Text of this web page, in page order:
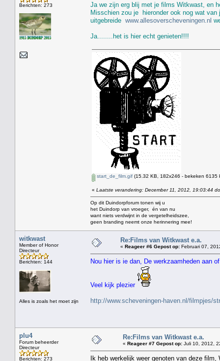
Berichten: 273
Ja we zijn erg blij met je films Witkwast, en
Misschien zou je hieronder ook nog wat van
uitgebreide www.allesoverscheveningen.nl
Ja........het is hier echt genieten!!!!
start_de_film.gif (15.32 KB, 182x246 - bekeken 6135
« Laatste verandering: December 11, 2012, 19:03:44
Op dit Duindorpforum tonen wij u
het Duindorp van vroeger, én van nu
want niets verdwijnt in de vergetelheidszee,
geen branding neemt onze herinnering mee!
witkwast
Member of Honor
Directeur
Berichten: 144
Alles is zoals het moet zijn
Re:Films van Witkwast e.a.
« Reageer #6 Gepost op: Februari 07,
Nou hier is ie dan, De werkzaamheden aan
Veel kijk plezier
http://www.scheveningen-haven.nl/filmpjes/
plu4
Forum beheerder
Directeur
Berichten: 273
Re:Films van Witkwast e.a.
« Reageer #7 Gepost op: Juli 10, 2012,
Ik heb werkelijk weer genoten van deze film,